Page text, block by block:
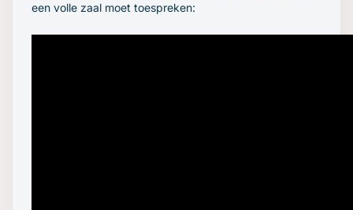
een volle zaal moet toespreken: